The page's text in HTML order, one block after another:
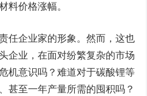
料价格涨幅。
企业家的形象。然而，这也
企业，在面对纷繁复杂的市场
机意识吗？难道对于碳酸锂等
甚至一年产量所需的囤积吗？